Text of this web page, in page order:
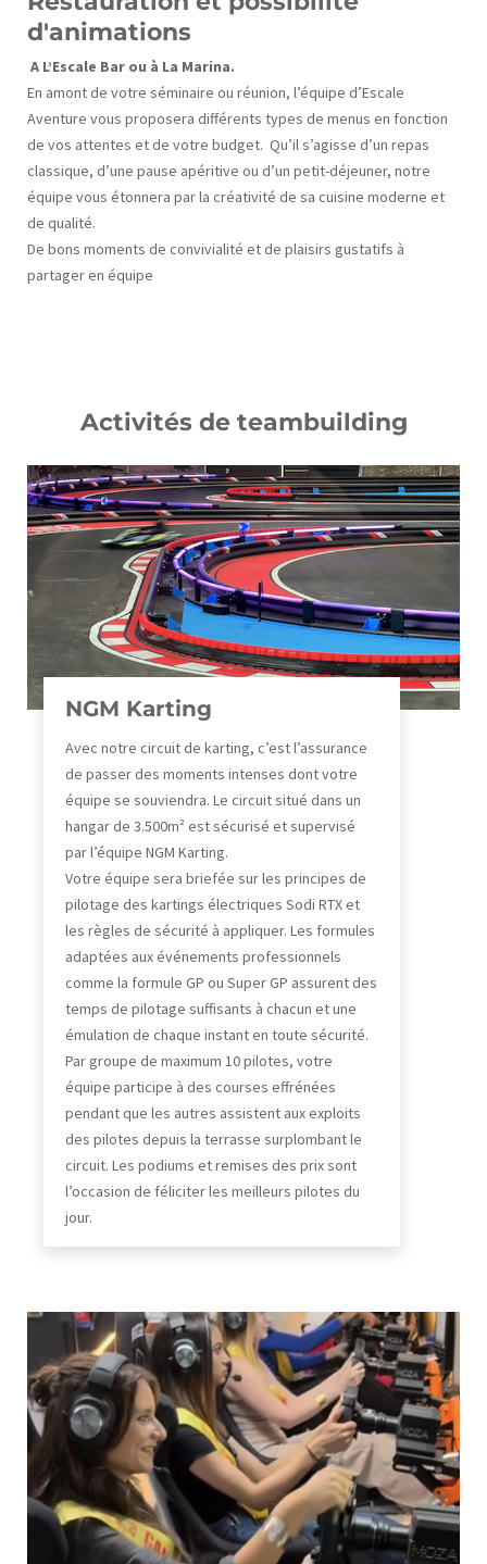
d'animations
A L’Escale Bar ou à La Marina.
En amont de votre séminaire ou réunion, l’équipe d’Escale
Aventure vous proposera différents types de menus en fonction
de vos attentes et de votre budget. Qu’il s’agisse d’un repas
classique, d’une pause apéritive ou d’un petit-déjeuner, notre
équipe vous étonnera par la créativité de sa cuisine moderne et
de qualité.
De bons moments de convivialité et de plaisirs gustatifs à
partager en équipe
Activités de teambuilding
NGM Karting
Avec notre circuit de karting, c’est l’assurance
de passer des moments intenses dont votre
équipe se souviendra. Le circuit situé dans un
hangar de 3.500m² est sécurisé et supervisé
par l’équipe NGM Karting.
Votre équipe sera briefée sur les principes de
pilotage des kartings électriques Sodi RTX et
les règles de sécurité à appliquer. Les formules
adaptées aux événements professionnels
comme la formule GP ou Super GP assurent des
temps de pilotage suffisants à chacun et une
émulation de chaque instant en toute sécurité.
Par groupe de maximum 10 pilotes, votre
équipe participe à des courses effrénées
pendant que les autres assistent aux exploits
des pilotes depuis la terrasse surplombant le
circuit. Les podiums et remises des prix sont
l’occasion de féliciter les meilleurs pilotes du
jour.